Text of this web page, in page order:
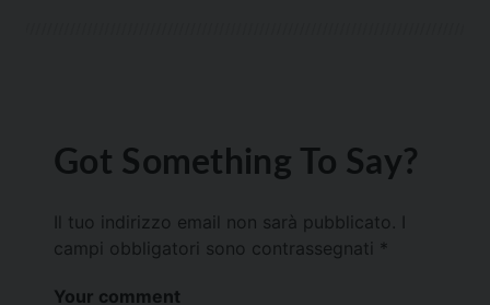
Got Something To Say?
Il tuo indirizzo email non sarà pubblicato.
campi obbligatori sono contrassegnati *
Your comment